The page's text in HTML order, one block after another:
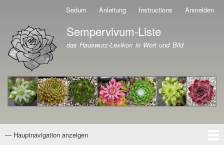
Direkt
zum
Inhalt
Sedum Anleitung Instructions Anmelden
Branding der Website
Sempervivum-Liste
das Hauswurz-Lexikon in Wort und Bild
Hauptnavigation
— Hauptnavigation anzeigen